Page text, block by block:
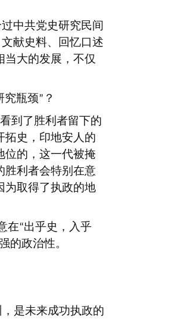
中共党史研究民间
献史料、回忆口述
大的发展，不仅
究瓶颈” ？
到了胜利者留下的
拓史，印地安人的
位的，这一代被掩
胜利者会特别在意
为取得了执政的地
在“出乎史，入乎
的政治性。
是未来成功执政的